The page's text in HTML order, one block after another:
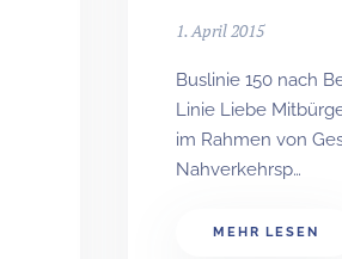
1. April 2015
Buslinie 150 nach
Linie Liebe
im Rahmen von
Nahverkehrsp…
MEHR LESEN